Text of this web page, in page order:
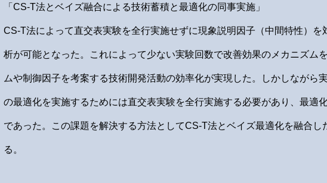
「CS-T法とベイズ融合による技術蓄積と最適化の同事実施」
CS-T法によって直交表実験を全行実施せずに現象説明因子（中間特性）を
析が可能となった。これによって少ない実験回数で改善効果のメカニズム
ムや制御因子を考案する技術開発活動の効率化が実現した。しかしながら
の最適化を実施するためには直交表実験を全行実施する必要があり、最適
であった。この課題を解決する方法としてCS-T法とベイズ最適化を融合し
る。